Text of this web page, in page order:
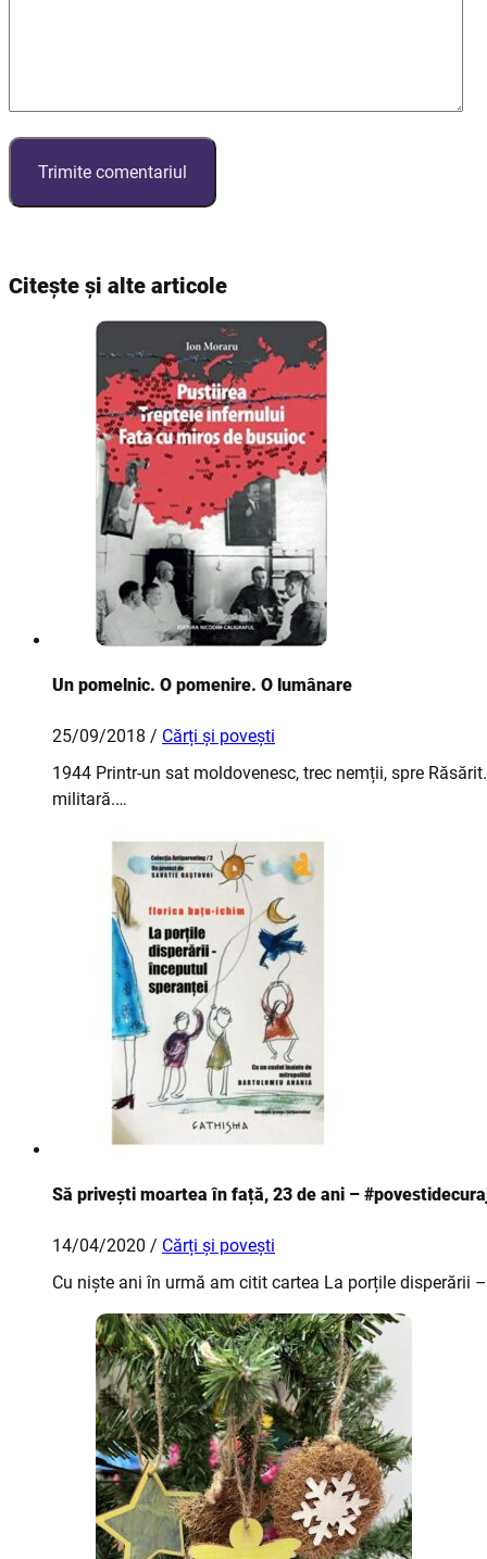
Citește și alte articole
Un pomelnic. O pomenire. O lumânare
25/09/2018 / Cărți și povești
1944 Printr-un sat moldovenesc, trec nemții, spre
militară.…
Să privești moartea în față, 23 de ani –
14/04/2020 / Cărți și povești
Cu niște ani în urmă am citit cartea La porțile disperării